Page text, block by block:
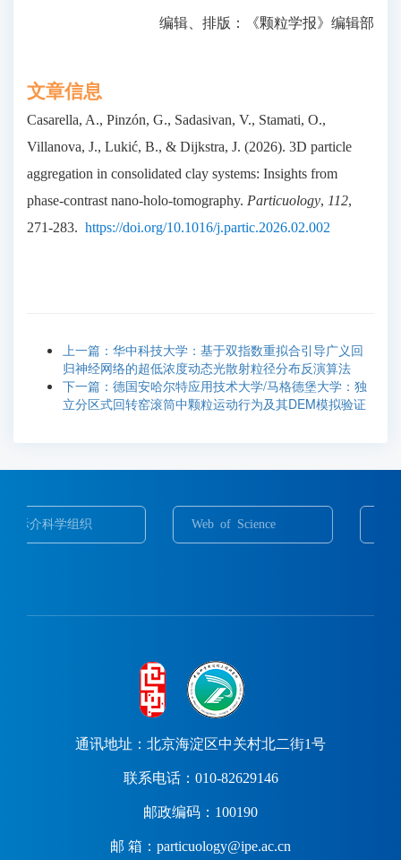
编辑、排版：《颗粒学报》编辑部
文章信息
Casarella, A., Pinzón, G., Sadasivan, V., Stamati, O.,
Villanova, J., Lukić, B., & Dijkstra, J. (2026). 3D particle
aggregation in consolidated clay systems: Insights from
phase-contrast nano-holo-tomography. Particuology, 112,
271-283. https://doi.org/10.1016/j.partic.2026.02.002
上一篇：华中科技大学：基于双指数重拟合引导广义回
归神经网络的超低浓度动态光散射粒径分布反演算法
下一篇：德国安哈尔特应用技术大学/马格德堡大学：独
立分区式回转窑滚筒中颗粒运动行为及其DEM模拟验证
Web of Science ScienceDirect
通讯地址：北京海淀区中关村北二街1号
联系电话：010-82629146
邮政编码：100190
邮 箱：particuology@ipe.ac.cn